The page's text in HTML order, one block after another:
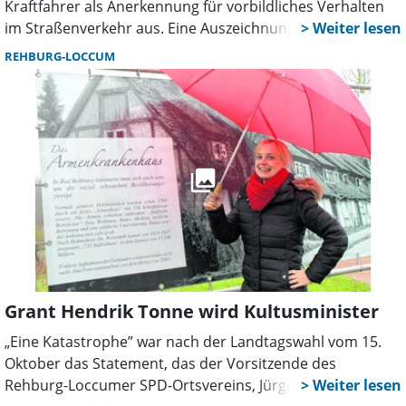
Kraftfahrer als Anerkennung für vorbildliches Verhalten
im Straßenverkehr aus. Eine Auszeichnung können alle
Kraftfahrer, Berufskraftfahrer und Straßenbahnführer mit
mindestens zehnjähriger vorbildlicher Fahrzeit erhalten.
Vorgenommen werden die Auszeichnungen grundsätzlich
von den örtlichen Verkehrswachten. Dort erhalten
interessierte Kraftfahrer auch weitere Informationen und
Ansprechpartner. Für die Bearbeitung des Antrages
entstehen Kosten in Höhe von 15,30 Euro.” So informiert
die Deutsche Verkehrswacht Niedersachsen auf ihrer
Homepage im Internet.
REHBURG-LOCCUM
Grant Hendrik Tonne wird Kultusminister
„Eine Katastrophe” war nach der Landtagswahl vom 15.
Oktober das Statement, das der Vorsitzende des
Rehburg-Loccumer SPD-Ortsvereins, Jürgen Wagner,